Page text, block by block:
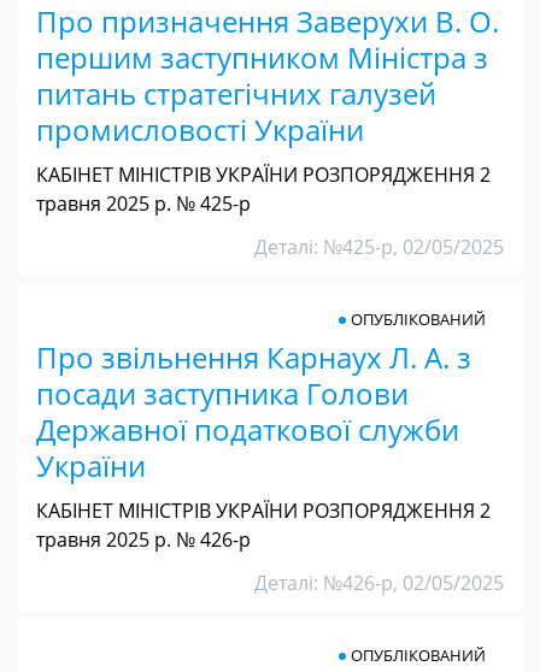
Про призначення Заверухи В. О.
першим заступником Міністра з
питань стратегічних галузей
промисловості України
КАБІНЕТ МІНІСТРІВ УКРАЇНИ РОЗПОРЯДЖЕННЯ 2
травня 2025 р. № 425-р
Деталі: №425-р, 02/05/2025
Про звільнення Карнаух Л. А. з
посади заступника Голови
Державної податкової служби
України
ОПУБЛІКОВАНИЙ
КАБІНЕТ МІНІСТРІВ УКРАЇНИ РОЗПОРЯДЖЕННЯ 2
травня 2025 р. № 426-р
Деталі: №426-р, 02/05/2025
ОПУБЛІКОВАНИЙ